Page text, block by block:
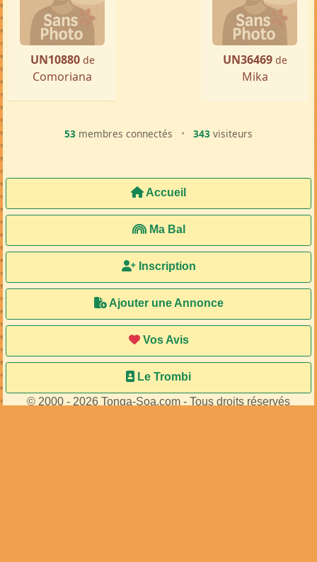
UN10880 de
Comoriana
UN36469 de
Mika
53 membres connectés • 343 visiteurs
Accueil
Ma Bal
Inscription
Ajouter une Annonce
Vos Avis
Le Trombi
© 2000 - 2026 Tonga-Soa.com - Tous droits réservés